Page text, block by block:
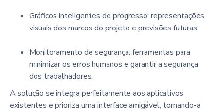
Gráficos inteligentes de progresso: representações
visuais dos marcos do projeto e previsões futuras.
Monitoramento de segurança: ferramentas para
minimizar os erros humanos e garantir a segurança
dos trabalhadores.
A solução se integra perfeitamente aos aplicativos
existentes e prioriza uma interface amigável, tornando-a